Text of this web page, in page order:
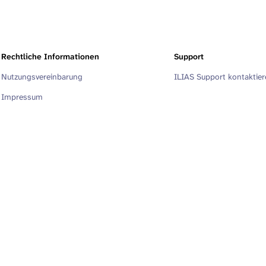
Rechtliche Informationen
Nutzungsvereinbarung
Impressum
Support
ILIAS Support